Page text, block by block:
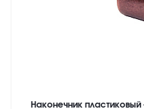
Наконечник пластиковый